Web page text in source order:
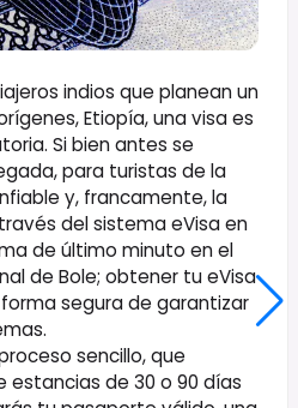
indios que planean un
Etiopía, una visa es
Si bien antes se
para turistas de la
y, francamente, la
del sistema eVisa en
de último minuto en el
de Bole; obtener tu eVisa
segura de garantizar
sencillo, que
de 30 o 90 días